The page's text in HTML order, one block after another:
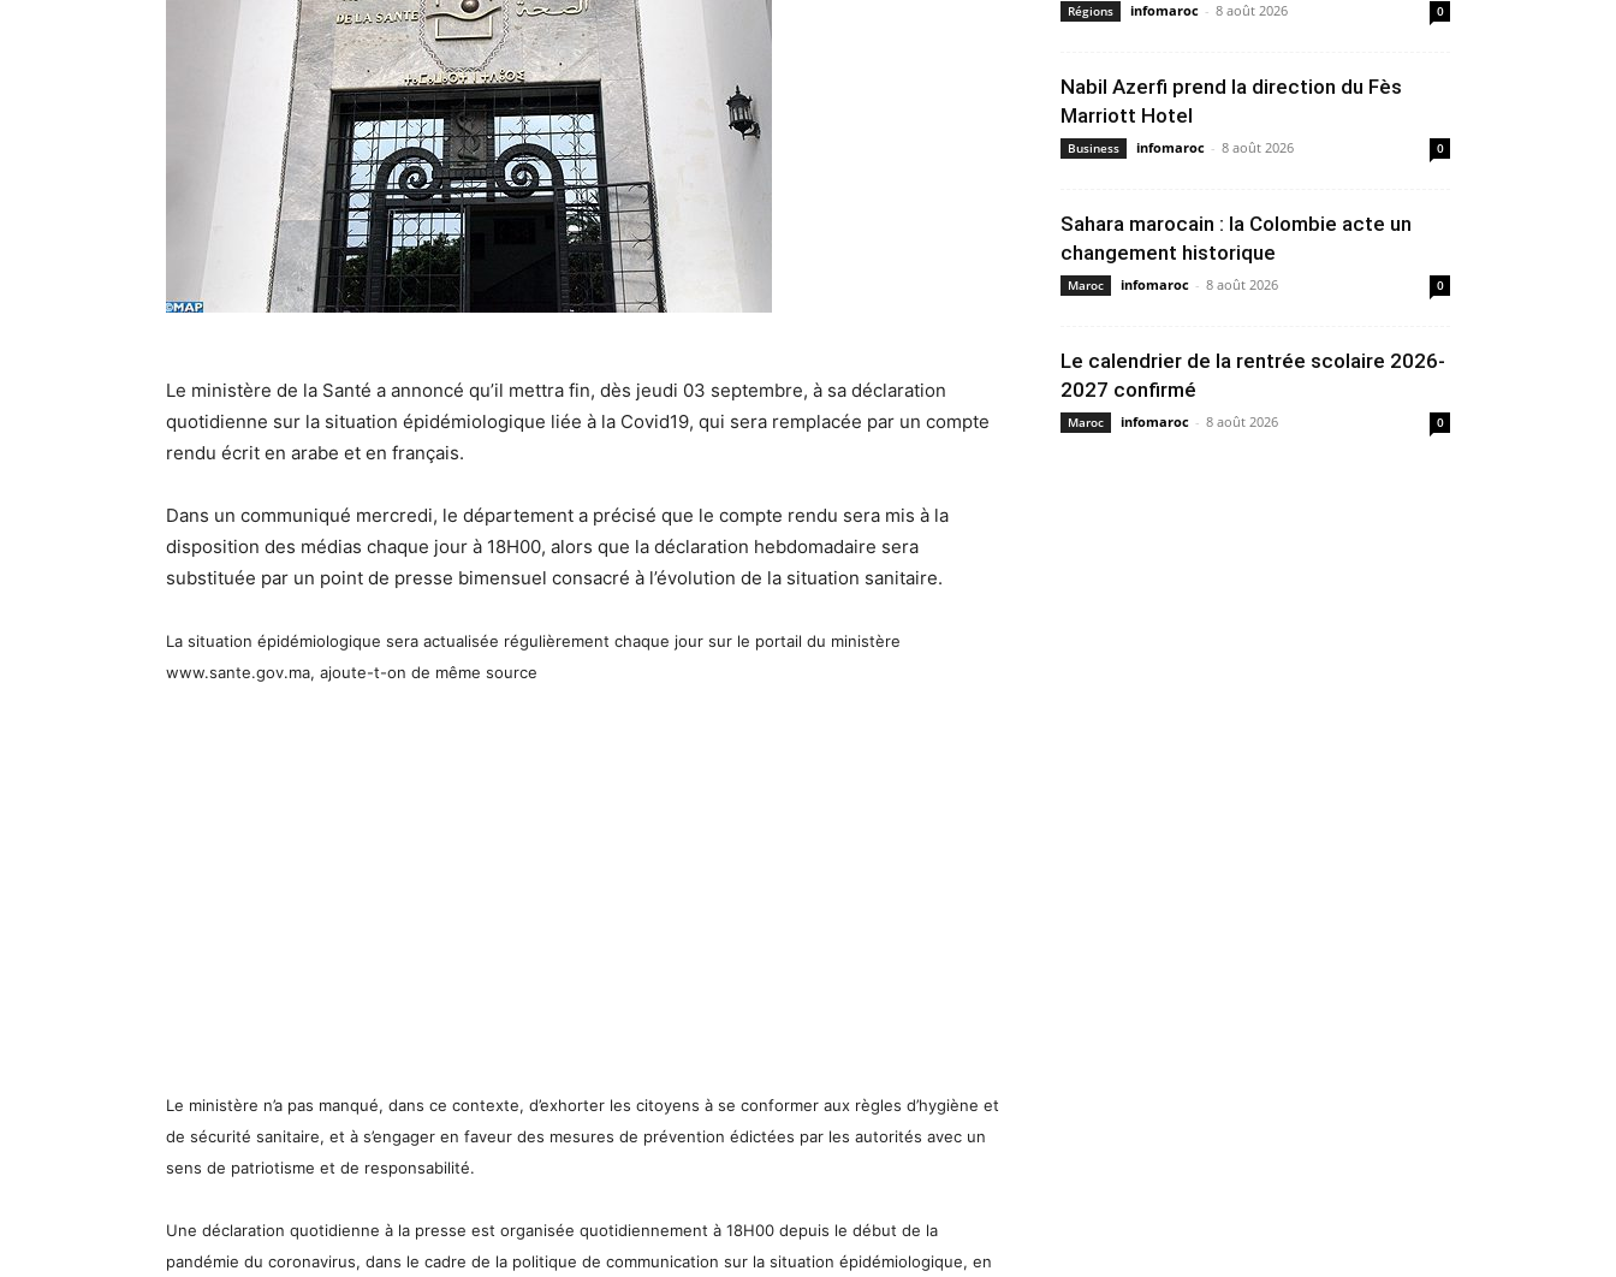
Le ministère de la Santé a annoncé qu’il mettra fin, dès jeudi 03 septembre, à sa déclaration
quotidienne sur la situation épidémiologique liée à la Covid19, qui sera remplacée par un compte
rendu écrit en arabe et en français.
Dans un communiqué mercredi, le département a précisé que le compte rendu sera mis à la
disposition des médias chaque jour à 18H00, alors que la déclaration hebdomadaire sera
substituée par un point de presse bimensuel consacré à l’évolution de la situation sanitaire.
La situation épidémiologique sera actualisée régulièrement chaque jour sur le portail du ministère
www.sante.gov.ma, ajoute-t-on de même source
Le ministère n’a pas manqué, dans ce contexte, d’exhorter les citoyens à se conformer aux règles d’hygiène et
de sécurité sanitaire, et à s’engager en faveur des mesures de prévention édictées par les autorités avec un
sens de patriotisme et de responsabilité.
Une déclaration quotidienne à la presse est organisée quotidiennement à 18H00 depuis le début de la
pandémie du coronavirus, dans le cadre de la politique de communication sur la situation épidémiologique, en
Régions infomaroc - 8 août 2026 0
Nabil Azerfi prend la direction du Fès
Marriott Hotel
Business infomaroc - 8 août 2026 0
Sahara marocain : la Colombie acte un
changement historique
Maroc infomaroc - 8 août 2026 0
Le calendrier de la rentrée scolaire 2026-
2027 confirmé
Maroc infomaroc - 8 août 2026 0